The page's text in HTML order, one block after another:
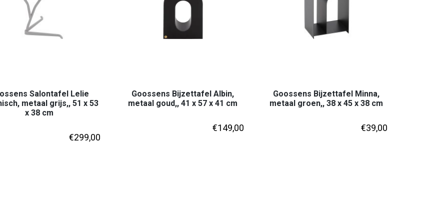
Salontafel Lelie
metaal grijs,, 51 x 53
x 38 cm
€299,00
Goossens Bijzettafel Albin,
metaal goud,, 41 x 57 x 41 cm
€149,00
Goossens Bijzettafel Minna,
metaal groen,, 38 x 45 x 38 cm
€39,00